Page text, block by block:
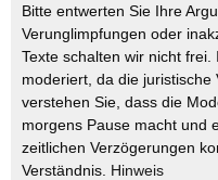
Bitte entwerten Sie Ihre
Verunglimpfungen oder
Texte schalten wir nicht
moderiert, da die
verstehen Sie, dass die
morgens Pause macht und
zeitlichen Verzögerungen
Verständnis. Hinweis